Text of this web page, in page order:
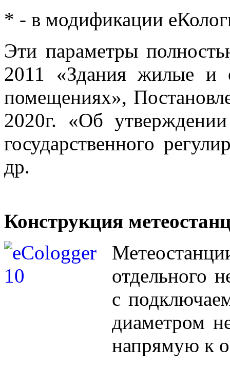
* - в модификации
Эти параметры
2011 «Здания жилые и
помещениях»,
2020г. «Об
государственного
др.
Конструкция
отдельного
с
диаметром
напрямую к